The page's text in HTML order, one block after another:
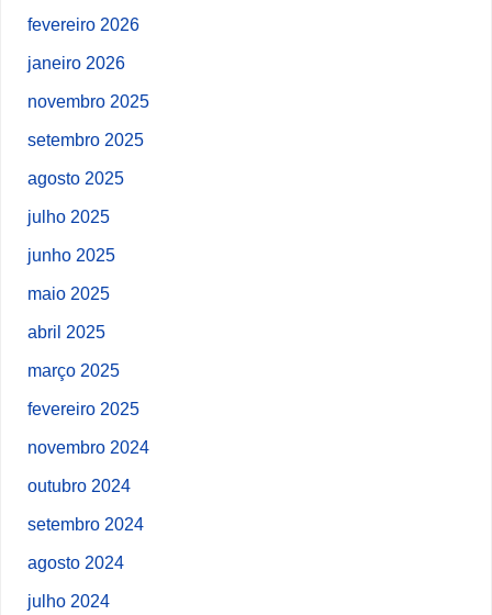
fevereiro 2026
janeiro 2026
novembro 2025
setembro 2025
agosto 2025
julho 2025
junho 2025
maio 2025
abril 2025
março 2025
fevereiro 2025
novembro 2024
outubro 2024
setembro 2024
agosto 2024
julho 2024